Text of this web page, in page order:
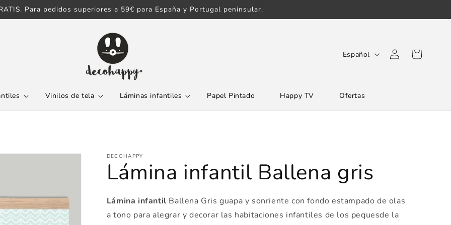
Para pedidos superiores a 59€ para España y Portugal peninsular.
Vinilos de tela Láminas infantiles Papel Pintado Happy TV Ofertas
o
m
Español
Iniciar
sesión
Carrito
DECOHAPPY
Lámina infantil Ballena gris
Lámina infantil Ballena Gris guapa y sonriente con fondo estampado de olas
a tono para alegrar y decorar las habitaciones infantiles de los pequesde la